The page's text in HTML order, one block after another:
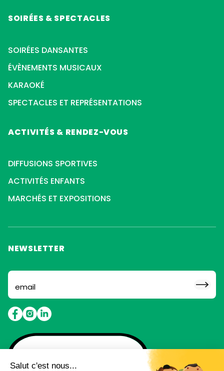
SOIRÉES & SPECTACLES
SOIRÉES DANSANTES
ÉVÈNEMENTS MUSICAUX
KARAOKÉ
SPECTACLES ET REPRÉSENTATIONS
ACTIVITÉS & RENDEZ-VOUS
DIFFUSIONS SPORTIVES
ACTIVITÉS ENFANTS
MARCHÉS ET EXPOSITIONS
NEWSLETTER